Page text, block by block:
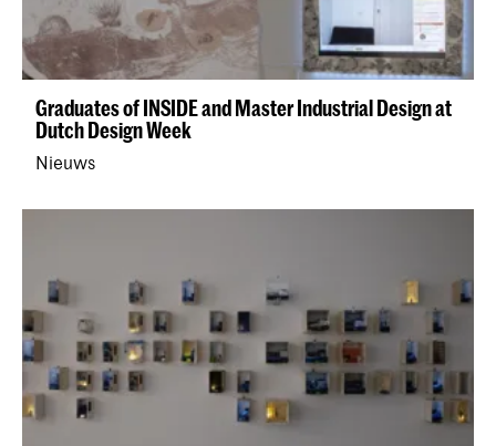
Graduates of INSIDE and Master Industrial Design at
Dutch Design Week
Nieuws